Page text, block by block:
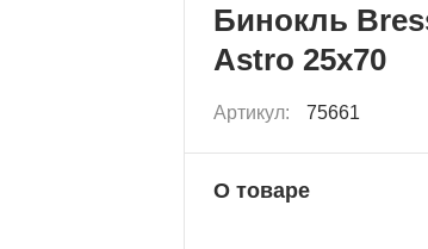
Бинокль
Astro 25x70
Артикул: 75661
О товаре